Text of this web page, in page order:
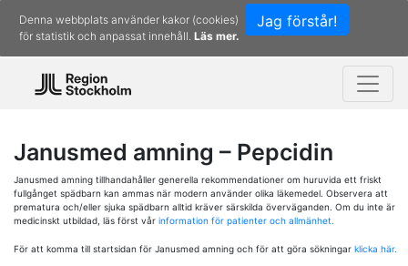
Jag förstår!
Denna webbplats använder kakor (cookies)
för statistik och anpassat innehåll. Läs mer.
Janusmed amning – Pepcidin
Janusmed amning tillhandahåller generella rekommendationer om huruvida ett friskt
fullgånget spädbarn kan ammas när modern använder olika läkemedel. Observera att
prematura och/eller sjuka spädbarn alltid kräver särskilda överväganden. Om du inte är
medicinskt utbildad, läs först vår information för patienter och allmänhet.
För att komma till startsidan för Janusmed amning och för att göra sökningar klicka här.